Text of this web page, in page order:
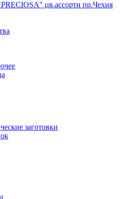
цв.ассорти пр.Чехия
заготовки